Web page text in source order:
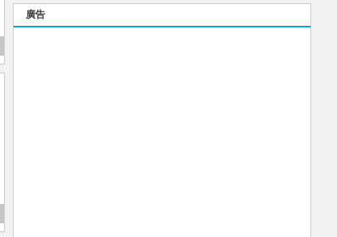
廣告